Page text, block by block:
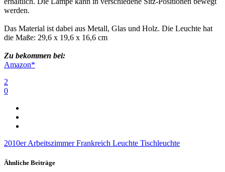
werden.
Das Material ist dabei aus Metall, Glas und Holz. Die Leuchte hat
die Maße: 29,6 x 19,6 x 16,6 cm
Zu bekommen bei:
Amazon*
2
0
2010erArbeitszimmerFrankreich Leuchte Tischleuchte
Ähnliche Beiträge